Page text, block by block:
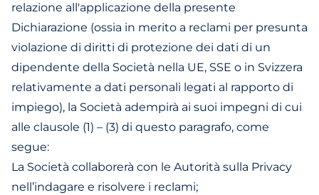
relazione all'applicazione della presente
Dichiarazione (ossia in merito a reclami per presunta
violazione di diritti di protezione dei dati di un
dipendente della Società nella UE, SSE o in Svizzera
relativamente a dati personali legati al rapporto di
impiego), la Società adempirà ai suoi impegni di cui
alle clausole (1) – (3) di questo paragrafo, come
segue:
La Società collaborerà con le Autorità sulla Privacy
nell’indagare e risolvere i reclami;